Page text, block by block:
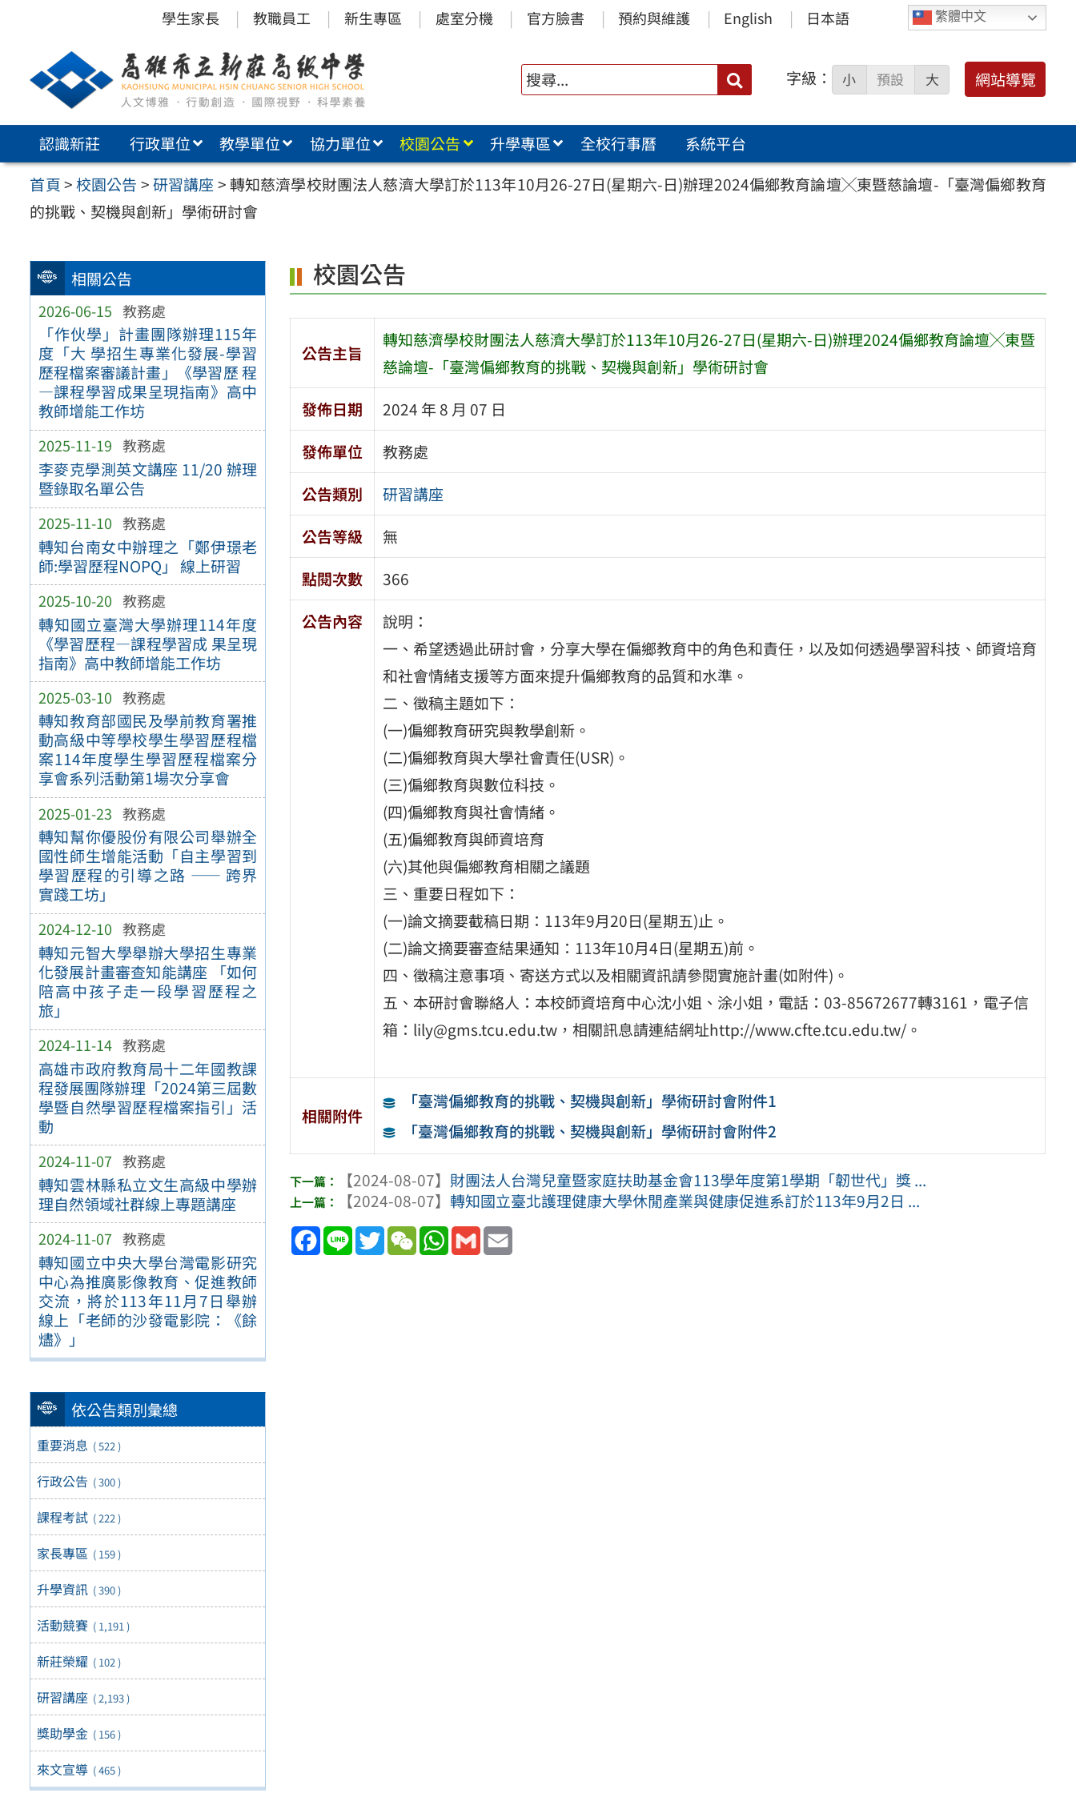
內
繁體中文
學生家長 教職員工 新生專區 處室分機 官方臉書 預約與維護 English 日本語
搜
尋：
字級： 小 預設 大 網站導覽
認識新莊 行政單位 教學單位 協力單位 校園公告 升學專區 全校行事曆
系統平台
首頁>校園公告 >研習講座 >轉知慈濟學校財團法人慈濟大學訂於113年10月26-27日(星期六-日)辦理2024偏鄉教育論壇╳東暨慈論壇-「臺灣偏鄉教育
的挑戰、契機與創新」學術研討會
相關公告
2026-06-15 教務處
「作伙學」計畫團隊辦理115年
度「大 學招生專業化發展-學習
歷程檔案審議計畫」《學習歷 程
—課程學習成果呈現指南》高中
教師增能工作坊
2025-11-19 教務處
李麥克學測英文講座 11/20 辦理
暨錄取名單公告
2025-11-10 教務處
轉知台南女中辦理之「鄭伊璟老
師:學習歷程NOPQ」 線上研習
2025-10-20 教務處
轉知國立臺灣大學辦理114年度
《學習歷程—課程學習成 果呈現
指南》高中教師增能工作坊
2025-03-10 教務處
轉知教育部國民及學前教育署推
動高級中等學校學生學習歷程檔
案114年度學生學習歷程檔案分
享會系列活動第1場次分享會
2025-01-23 教務處
轉知幫你優股份有限公司舉辦全
國性師生增能活動「自主學習到
學習歷程的引導之路 —— 跨界
實踐工坊」
2024-12-10 教務處
轉知元智大學舉辦大學招生專業
化發展計畫審查知能講座 「如何
陪高中孩子走一段學習歷程之
旅」
2024-11-14 教務處
高雄市政府教育局十二年國教課
程發展團隊辦理「2024第三屆數
學暨自然學習歷程檔案指引」活
動
2024-11-07 教務處
轉知雲林縣私立文生高級中學辦
理自然領域社群線上專題講座
2024-11-07 教務處
轉知國立中央大學台灣電影研究
中心為推廣影像教育、促進教師
交流，將於113年11月7日舉辦
線上「老師的沙發電影院：《餘
燼》」
依公告類別彙總
重要消息 ( 522 )
行政公告 ( 300 )
課程考試 ( 222 )
家長專區 ( 159 )
升學資訊 ( 390 )
活動競賽 ( 1,191 )
新莊榮耀 ( 102 )
研習講座 ( 2,193 )
獎助學金 ( 156 )
來文宣導 ( 465 )
校園公告
公告主旨
轉知慈濟學校財團法人慈濟大學訂於113年10月26-27日(星期六-日)辦理2024偏鄉教育論壇╳東暨
慈論壇-「臺灣偏鄉教育的挑戰、契機與創新」學術研討會
發佈日期
2024 年 8 月 07 日
發佈單位
教務處
公告類別
研習講座
公告等級
無
點閱次數
366
公告內容
說明：
一、希望透過此研討會，分享大學在偏鄉教育中的角色和責任，以及如何透過學習科技、師資培育
和社會情緒支援等方面來提升偏鄉教育的品質和水準。
二、徵稿主題如下：
(一)偏鄉教育研究與教學創新。
(二)偏鄉教育與大學社會責任(USR)。
(三)偏鄉教育與數位科技。
(四)偏鄉教育與社會情緒。
(五)偏鄉教育與師資培育
(六)其他與偏鄉教育相關之議題
三、重要日程如下：
(一)論文摘要截稿日期：113年9月20日(星期五)止。
(二)論文摘要審查結果通知：113年10月4日(星期五)前。
四、徵稿注意事項、寄送方式以及相關資訊請參閱實施計畫(如附件)。
五、本研討會聯絡人：本校師資培育中心沈小姐、涂小姐，電話：03-85672677轉3161，電子信
箱：lily@gms.tcu.edu.tw，相關訊息請連結網址http://www.cfte.tcu.edu.tw/。
相關附件
「臺灣偏鄉教育的挑戰、契機與創新」學術研討會附件1
「臺灣偏鄉教育的挑戰、契機與創新」學術研討會附件2
【2024-08-07】 財團法人台灣兒童暨家庭扶助基金會113學年度第1學期「韌世代」獎 ...
【2024-08-07】轉知國立臺北護理健康大學休閒產業與健康促進系訂於113年9月2日 ...
Facebook
Line TwitterWeChatWhatsApp
Gmail